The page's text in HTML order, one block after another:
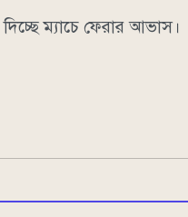
ম্যাচে ফেরার আভাস।